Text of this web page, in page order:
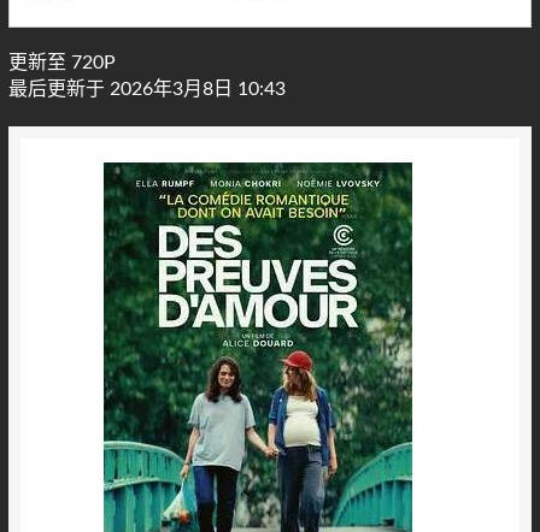
更新至 720P
最后更新于 2026年3月8日 10:43